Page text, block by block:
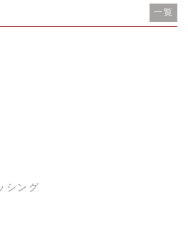
一覧
シング